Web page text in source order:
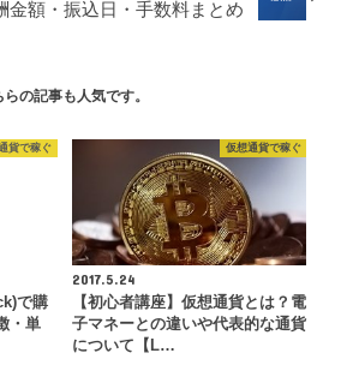
金額・振込日・手数料まとめ
らの記事も人気です。
貨で稼ぐ
で購
・単
仮想通貨で稼ぐ
2017.5.24
【初心者講座】仮想通貨とは？電
子マネーとの違いや代表的な通貨
について【L…